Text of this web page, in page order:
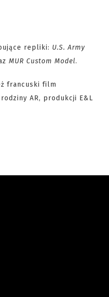
repliki: U.S. Army
MUR Custom Model.
francuski film
AR, produkcji E&L